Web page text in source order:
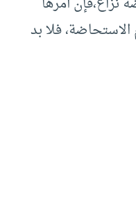
فلا بد